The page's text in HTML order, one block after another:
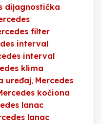
dijagnostička
filter
interval
interval
klima
uređaj Mercedes
kočiona
lanac
lanac